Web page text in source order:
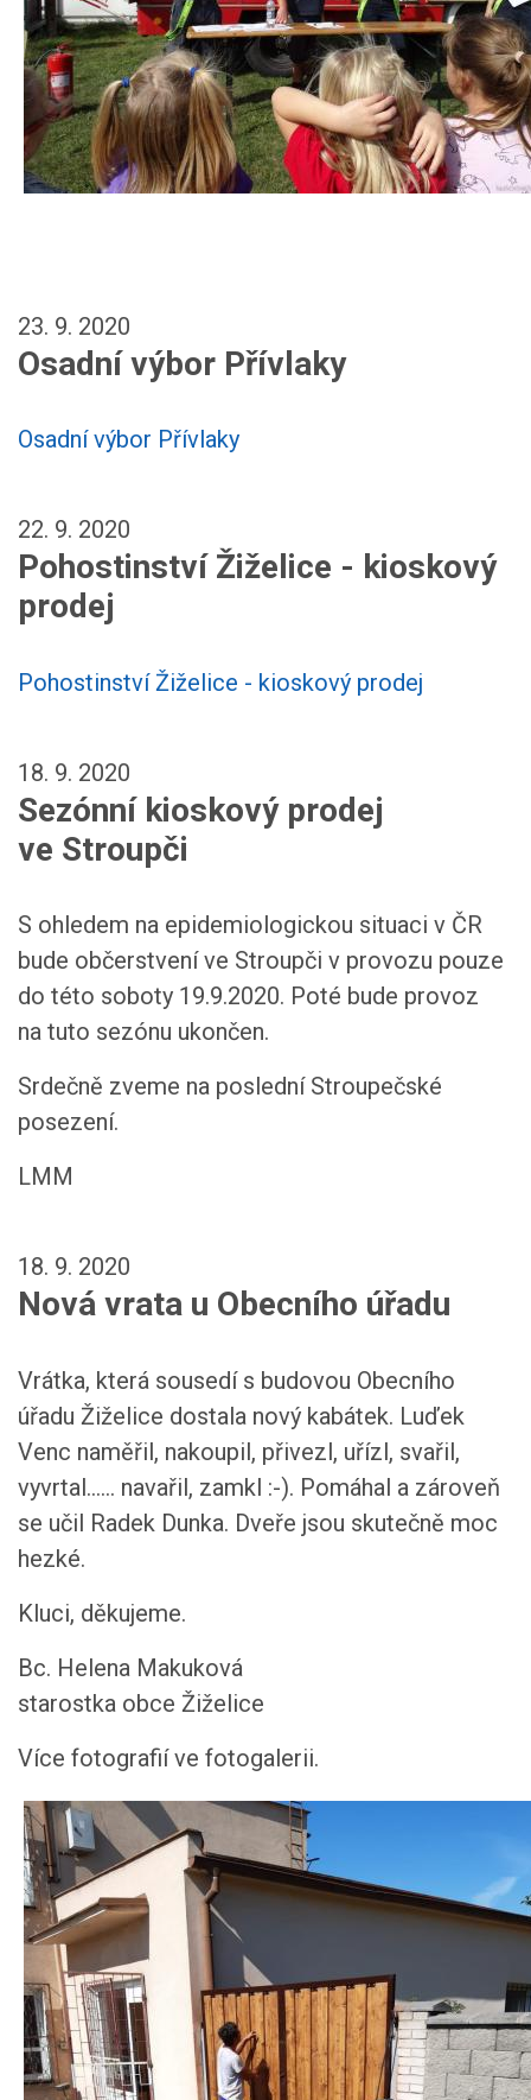
23. 9. 2020
Osadní výbor Přívlaky
Osadní výbor Přívlaky
22. 9. 2020
Pohostinství Žiželice - kioskový
prodej
Pohostinství Žiželice - kioskový prodej
18. 9. 2020
Sezónní kioskový prodej
ve Stroupči
S ohledem na epidemiologickou situaci v ČR
bude občerstvení ve Stroupči v provozu pouze
do této soboty 19.9.2020. Poté bude provoz
na tuto sezónu ukončen.
Srdečně zveme na poslední Stroupečské
posezení.
LMM
18. 9. 2020
Nová vrata u Obecního úřadu
Vrátka, která sousedí s budovou Obecního
úřadu Žiželice dostala nový kabátek. Luďek
Venc naměřil, nakoupil, přivezl, uřízl, svařil,
vyvrtal...... navařil, zamkl :-). Pomáhal a zároveň
se učil Radek Dunka. Dveře jsou skutečně moc
hezké.
Kluci, děkujeme.
Bc. Helena Makuková
starostka obce Žiželice
Více fotografií ve fotogalerii.